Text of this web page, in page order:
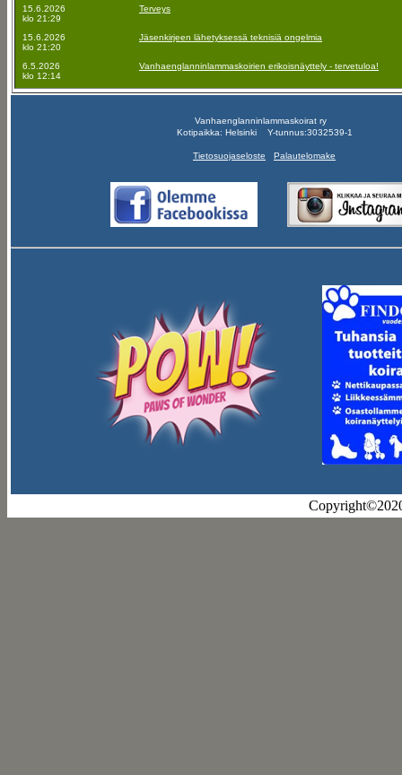
15.6.2026
klo 21:29
Terveys
15.6.2026
klo 21:20
Jäsenkirjeen lähetyksessä teknisiä ongelmia
6.5.2026
klo 12:14
Vanhaenglanninlammaskoirien erikoisnäyttely - tervetuloa!
Vanhaenglanninlammaskoirat ry
Kotipaikka: Helsinki Y-tunnus:3032539-1
Tietosuojaseloste Palautelomake